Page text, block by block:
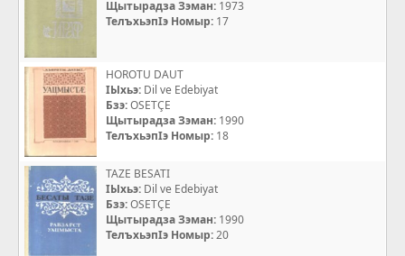
Щытырадза Зэман: 1973
ТелъхьэпIэ Номыр: 17
HOROTU DAUT
IЫхьэ: Dil ve Edebiyat
Бзэ:OSETÇE
Щытырадза Зэман: 1990
ТелъхьэпIэ Номыр: 18
TAZE BESATI
IЫхьэ: Dil ve Edebiyat
Бзэ:OSETÇE
Щытырадза Зэман: 1990
ТелъхьэпIэ Номыр:20